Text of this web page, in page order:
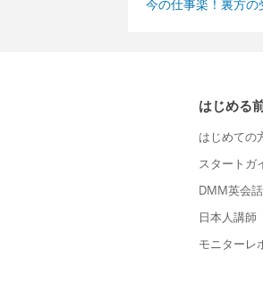
今の仕事楽！裏方
はじめる
はじめての
スタートガ
DMM英会
日本人講師
モニターレ